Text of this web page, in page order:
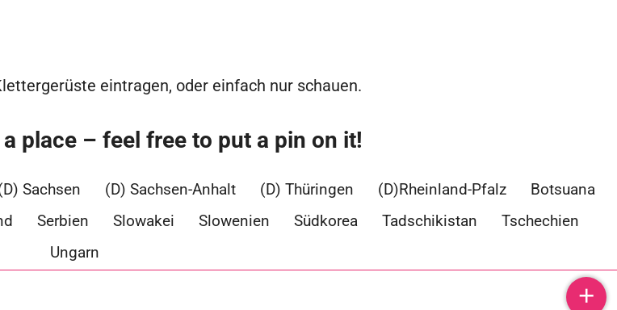
eintragen, oder einfach nur schauen.
place – feel free to put a pin on it!
Sachsen (D) Sachsen-Anhalt (D) Thüringen (D)Rheinland-Pfalz
Botsuana
Serbien Slowakei Slowenien Südkorea Tadschikistan
Tschechien
Ungarn
+